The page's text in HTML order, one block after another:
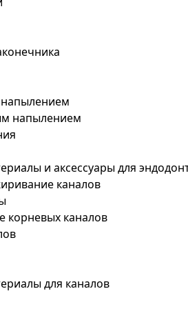
напылением
и аксессуары для
каналов
корневых каналов
для каналов